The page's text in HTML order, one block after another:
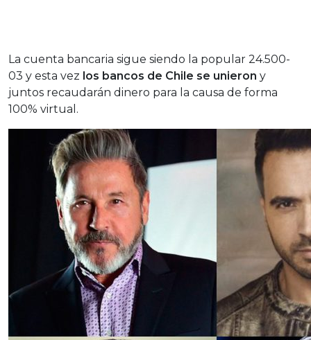
La cuenta bancaria sigue siendo la popular 24.500-
03 y esta vez los bancos de Chile se unieron y
juntos recaudarán dinero para la causa de forma
100% virtual.